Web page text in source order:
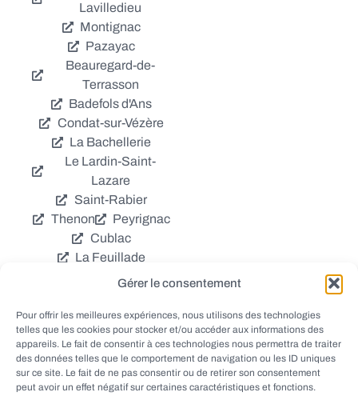
Gérer le consentement
Pour offrir les meilleures expériences, nous utilisons des technologies
telles que les cookies pour stocker et/ou accéder aux informations des
appareils. Le fait de consentir à ces technologies nous permettra de traiter
des données telles que le comportement de navigation ou les ID uniques
sur ce site. Le fait de ne pas consentir ou de retirer son consentement
peut avoir un effet négatif sur certaines caractéristiques et fonctions.
Lavilledieu
Montignac
Pazayac
Beauregard-de-
Terrasson
Badefols d'Ans
Condat-sur-Vézère
La Bachellerie
Le Lardin-Saint-
Lazare
Saint-Rabier
Thenon
Peyrignac
Cublac
La Feuillade
Chavagnac
Coly
Grèzes
Aubas
Villac
Azerat
Ladornac
Tourtoirac